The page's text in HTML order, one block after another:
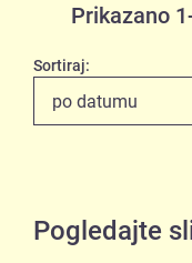
Prikazano
Sortiraj:
po datumu
Pogledajte